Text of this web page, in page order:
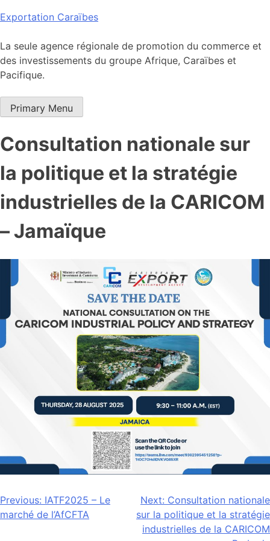
Skip
content
Exportation Caraïbes
La seule agence régionale de promotion du commerce et
des investissements du groupe Afrique, Caraïbes et
Pacifique.
Primary Menu
Consultation nationale sur
la politique et la stratégie
industrielles de la CARICOM
– Jamaïque
Navigation
de
Previous: IATF2025 – Le
marché de l’AfCFTA
Next: Consultation nationale
sur la politique et la stratégie
industrielles de la CARICOM